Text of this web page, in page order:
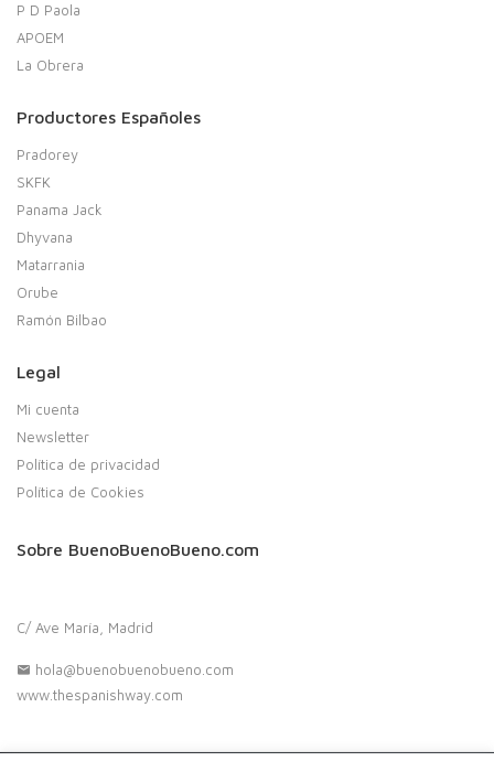
P D Paola
APOEM
La Obrera
Productores Españoles
Pradorey
SKFK
Panama Jack
Dhyvana
Matarrania
Orube
Ramón Bilbao
Legal
Mi cuenta
Newsletter
Política de privacidad
Política de Cookies
Sobre BuenoBuenoBueno.com
C/ Ave María, Madrid
hola@buenobuenobueno.com
www.thespanishway.com